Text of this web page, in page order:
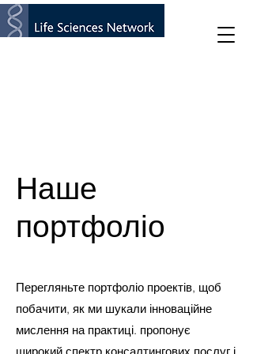
Наше
портфоліо
Перегляньте портфоліо проектів, щоб
побачити, як ми шукали інноваційне
мислення на практиці. пропонує